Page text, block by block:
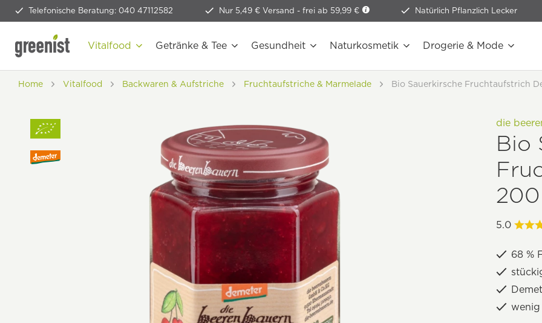
Telefonische Beratung: 040 47112582 Nur 5,49 € Versand - frei ab 59,99 € Natürlich Pflanzlich Lecker
Vitalfood Getränke & Tee Gesundheit Naturkosmetik Drogerie & Mode
Home Vitalfood Backwaren & Aufstriche Fruchtaufstriche & Marmelade Bio Sauerkirsche Fruchtaufstrich
die
Bio
5.0
68 %
wenig